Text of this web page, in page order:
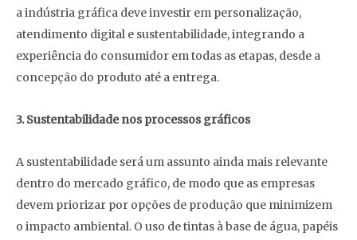
a indústria gráfica deve investir em personalização,
atendimento digital e sustentabilidade, integrando a
experiência do consumidor em todas as etapas, desde a
concepção do produto até a entrega.
3. Sustentabilidade nos processos gráficos
A sustentabilidade será um assunto ainda mais relevante
dentro do mercado gráfico, de modo que as empresas
devem priorizar por opções de produção que minimizem
o impacto ambiental. O uso de tintas à base de água, papéis